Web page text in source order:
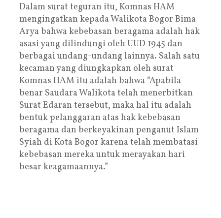
Dalam surat teguran itu, Komnas HAM
mengingatkan kepada Walikota Bogor Bima
Arya bahwa kebebasan beragama adalah hak
asasi yang dilindungi oleh UUD 1945 dan
berbagai undang-undang lainnya. Salah satu
kecaman yang diungkapkan oleh surat
Komnas HAM itu adalah bahwa “Apabila
benar Saudara Walikota telah menerbitkan
Surat Edaran tersebut, maka hal itu adalah
bentuk pelanggaran atas hak kebebasan
beragama dan berkeyakinan penganut Islam
Syiah di Kota Bogor karena telah membatasi
kebebasan mereka untuk merayakan hari
besar keagamaannya.”